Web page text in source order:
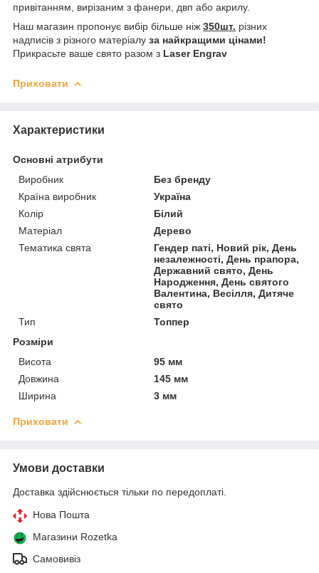
привітанням, вирізаним з фанери, двп або акрилу.
Наш магазин пропонує вибір більше ніж 350шт. різних
надписів з різного матеріалу за найкращими цінами!
Прикрасьте ваше свято разом з Laser Engrav
Приховати
Характеристики
Основні атрибути
Виробник
Без бренду
Країна виробник
Україна
Колір
Білий
Матеріал
Дерево
Тематика свята
Гендер паті, Новий рік, День
незалежності, День прапора,
Державний свято, День
Народження, День святого
Валентина, Весілля, Дитяче
свято
Тип
Топпер
Розміри
Висота
95 мм
Довжина
145 мм
Ширина
3 мм
Приховати
Умови доставки
Доставка здійснюється тільки по передоплаті.
Нова Пошта
Магазини Rozetka
Самовивіз